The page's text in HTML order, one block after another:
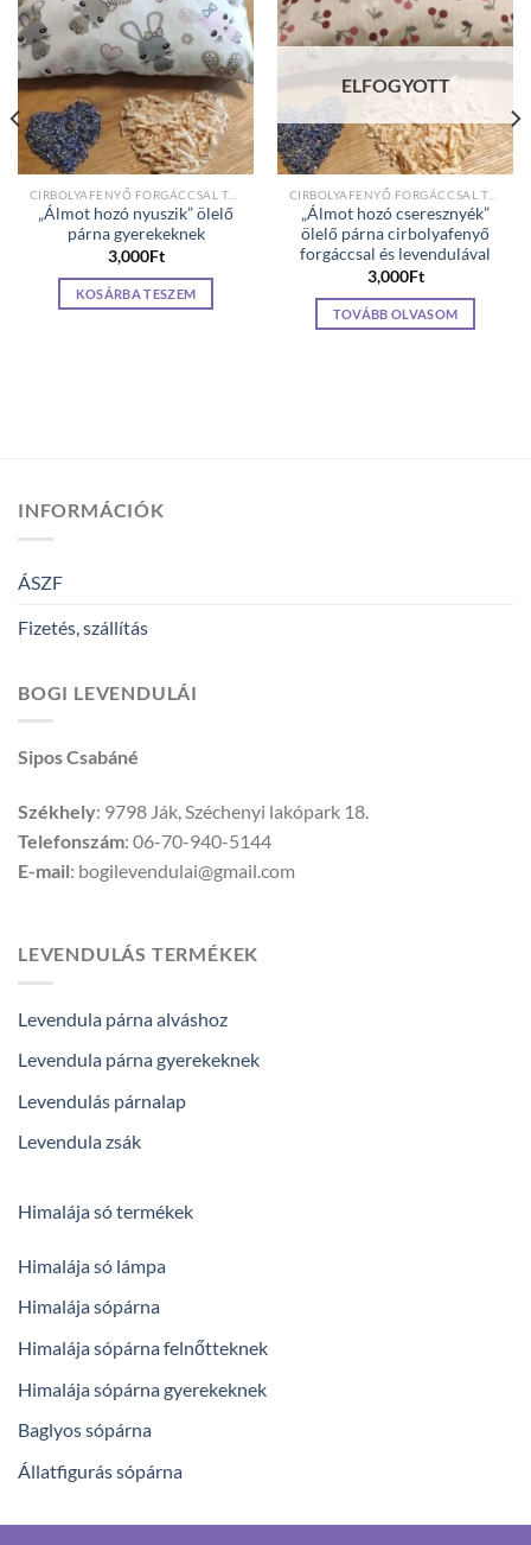
„Álmot hozó nyuszik” ölelő
párna gyerekeknek
3,000Ft
KOSÁRBA TESZEM
ELFOGYOTT
„Álmot hozó cseresznyék”
ölelő párna cirbolyafenyő
forgáccsal és levendulával
3,000Ft
TOVÁBB OLVASOM
INFORMÁCIÓK
ÁSZF
Fizetés, szállítás
BOGI LEVENDULÁI
Sipos Csabáné
Székhely: 9798 Ják, Széchenyi lakópark 18.
Telefonszám: 06-70-940-5144
E-mail: bogilevendulai@gmail.com
LEVENDULÁS TERMÉKEK
Levendula párna alváshoz
Levendula párna gyerekeknek
Levendulás párnalap
Levendula zsák
Himalája só termékek
Himalája só lámpa
Himalája sópárna
Himalája sópárna felnőtteknek
Himalája sópárna gyerekeknek
Baglyos sópárna
Állatfigurás sópárna